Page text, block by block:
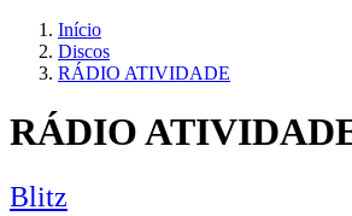
Início
Discos
RÁDIO ATIVIDADE
RÁDIO
Blitz